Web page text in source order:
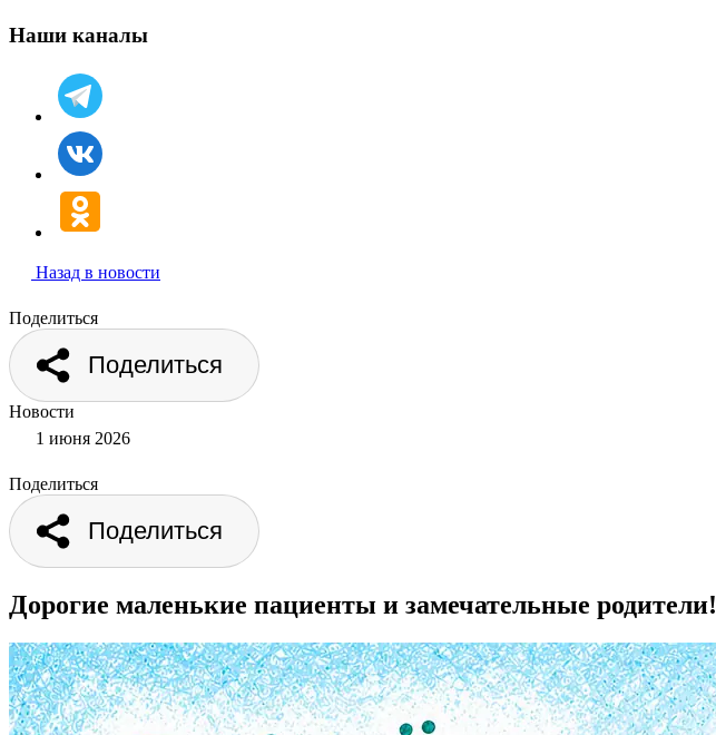
Наши каналы
Назад в новости
Поделиться
Поделиться
Новости
1 июня 2026
Поделиться
Поделиться
Дорогие маленькие пациенты и замечательные родители!